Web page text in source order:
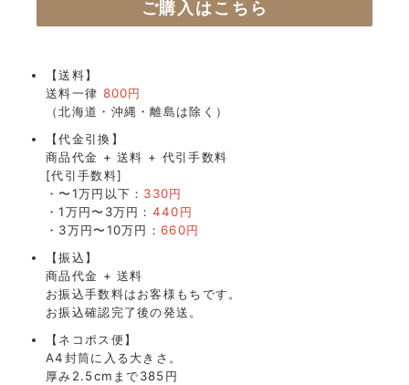
ご購入はこちら
【送料】
送料一律 800円
（北海道・沖縄・離島は除く）
【代金引換】
商品代金 + 送料 + 代引手数料
[代引手数料]
・〜1万円以下： 330円
・1万円〜3万円： 440円
・3万円〜10万円： 660円
【振込】
商品代金 + 送料
お振込手数料はお客様もちです。
お振込確認完了後の発送。
【ネコポス便】
A4封筒に入る大きさ。
厚み2.5cmまで385円